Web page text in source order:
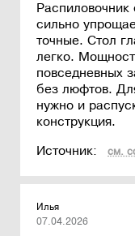
Распиловочник
сильно
точные. Стол
легко.
повседневных
без люфтов.
нужно и
конструкция.
Источник:
см.
Илья
07.04.2026